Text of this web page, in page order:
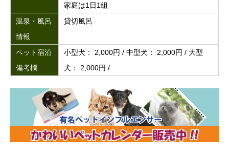
家庭は1日1組
温泉・風呂
情報
貸切風呂
ペット宿泊
備考欄
小型犬： 2,000円 / 中型犬： 2,000円 / 大型
犬： 2,000円 /